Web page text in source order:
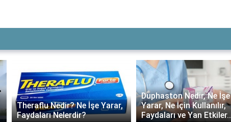
Theraflu Nedir? Ne İşe Yarar,
Faydaları Nelerdir?
Duphaston Nedir, Ne İşe
Yarar, Ne İçin Kullanılır,
Faydaları ve Yan Etkiler..